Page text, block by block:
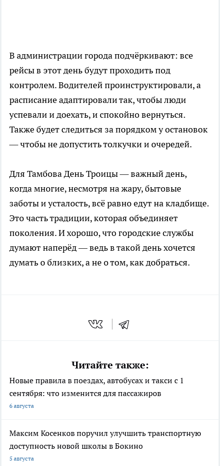
В администрации города подчёркивают: все
рейсы в этот день будут проходить под
контролем. Водителей проинструктировали, а
расписание адаптировали так, чтобы люди
успевали и доехать, и спокойно вернуться.
Также будет следиться за порядком у остановок
— чтобы не допустить толкучки и очередей.
Для Тамбова День Троицы — важный день,
когда многие, несмотря на жару, бытовые
заботы и усталость, всё равно едут на кладбище.
Это часть традиции, которая объединяет
поколения. И хорошо, что городские службы
думают наперёд — ведь в такой день хочется
думать о близких, а не о том, как добраться.
Читайте также:
Новые правила в поездах, автобусах и такси с 1
сентября: что изменится для пассажиров
6 августа
Максим Косенков поручил улучшить транспортную
доступность новой школы в Бокино
5 августа